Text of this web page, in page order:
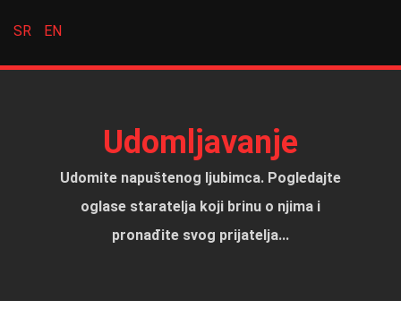
SR EN
Udomljavanje
Udomite napuštenog ljubimca. Pogledajte
oglase staratelja koji brinu o njima i
pronađite svog prijatelja...